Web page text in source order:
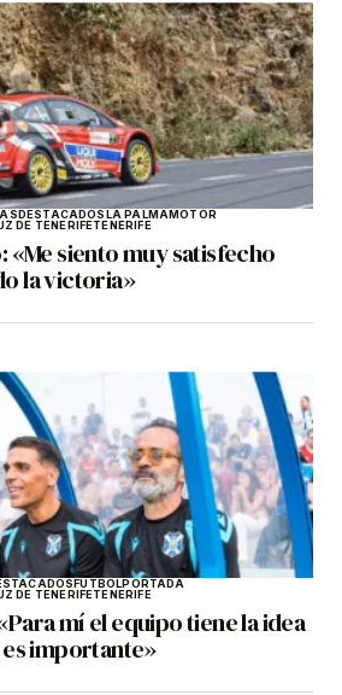
DESTACADOSLA PALMAMOTOR
DE TENERIFETENERIFE
«Me siento muy satisfecho
la victoria»
FÚTBOLPORTADA
DE TENERIFETENERIFE
mí el equipo tiene la idea
importante»